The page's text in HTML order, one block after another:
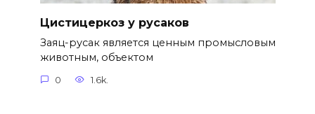
Цистицеркоз у русаков
Заяц-русак является ценным промысловым
животным, объектом
0 1.6k.